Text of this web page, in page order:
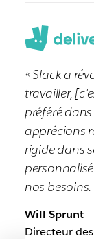
« Slack a
travailler,
préféré
apprécions
rigide dans
nos besoins.
Will Sprunt
Directeur